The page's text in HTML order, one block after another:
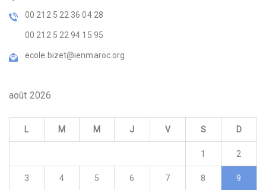
00 212 5 22 36 04 28
00 212 5 22 94 15 95
ecole.bizet@ienmaroc.org
août 2026
L M M J V S D
1 2
3 4 5 6 7 8 9